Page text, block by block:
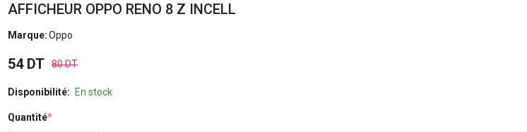
AFFICHEUR OPPO RENO 8 Z INCELL
Marque:Oppo
54 DT 80 DT
Disponibilité: En stock
Quantité*